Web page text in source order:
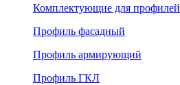
Комплектующие для профилей
Профиль фасадный
Профиль армирующий
Профиль ГКЛ